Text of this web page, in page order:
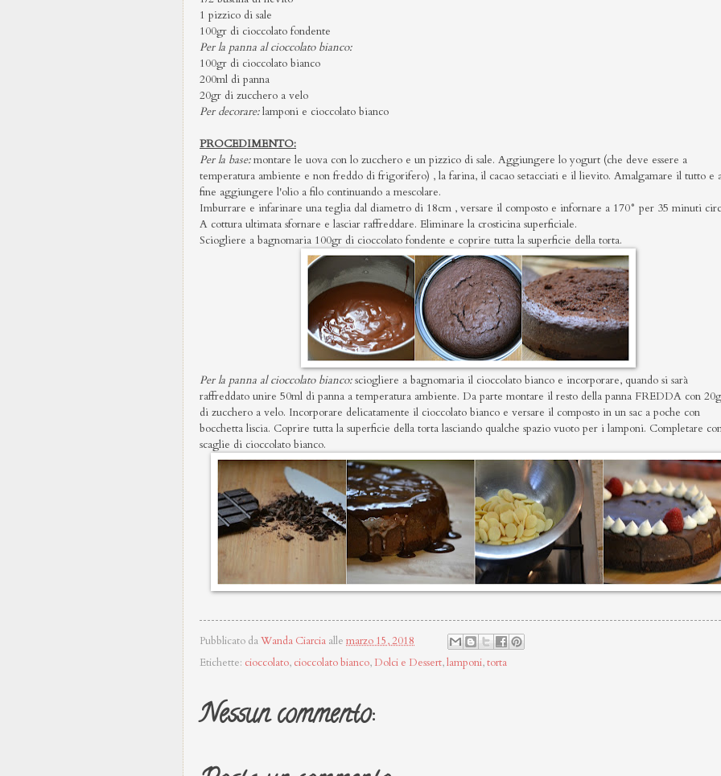
1 pizzico di sale
100gr di cioccolato fondente
Per la panna al cioccolato bianco:
100gr di cioccolato bianco
200ml di panna
20gr di zucchero a velo
Per decorare:lamponi e cioccolato bianco
PROCEDIMENTO:
Per la base:montare le uova con lo zucchero e un pizzico di sale. Aggiungere lo yogurt (che deve essere a
temperatura ambiente e non freddo di frigorifero) , la farina, il cacao setacciati e il lievito. Amalgamare il tutto e
fine aggiungere l'olio a filo continuando a mescolare.
Imburrare e infarinare una teglia dal diametro di 18cm , versare il composto e infornare a 170° per 35 minuti
A cottura ultimata sfornare e lasciar raffreddare. Eliminare la crosticina superficiale.
Sciogliere a bagnomaria 100gr di cioccolato fondente e coprire tutta la superficie della torta.
Per la panna al cioccolato bianco:sciogliere a bagnomaria il cioccolato bianco e incorporare, quando si sarà
raffreddato unire 50ml di panna a temperatura ambiente. Da parte montare il resto della panna FREDDA con
di zucchero a velo. Incorporare delicatamente il cioccolato bianco e versare il composto in un sac a poche con
bocchetta liscia. Coprire tutta la superficie della torta lasciando qualche spazio vuoto per i lamponi. Completare
scaglie di cioccolato bianco.
Pubblicato daWanda Ciarcia alle marzo 15, 2018
Etichette: cioccolato, cioccolato bianco, Dolci e Dessert,lamponi,torta
Nessun commento: